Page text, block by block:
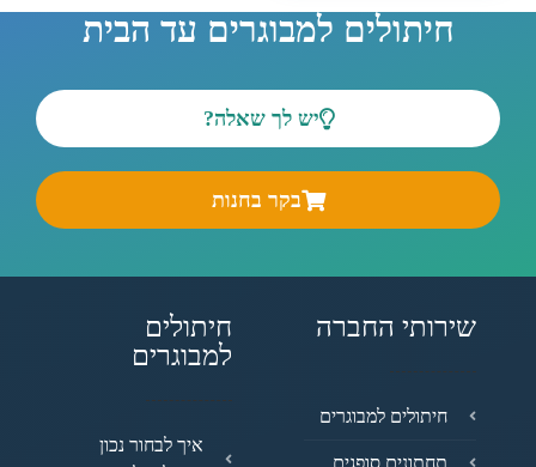
חיתולים למבוגרים עד הבית
יש לך שאלה?
בקר בחנות
שירותי החברה
חיתולים למבוגרים
חיתולים
למבוגרים
איך לבחור נכון